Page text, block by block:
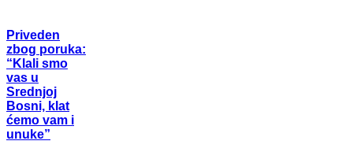
Priveden
zbog poruka:
“Klali smo
vas u
Srednjoj
Bosni, klat
ćemo vam i
unuke”